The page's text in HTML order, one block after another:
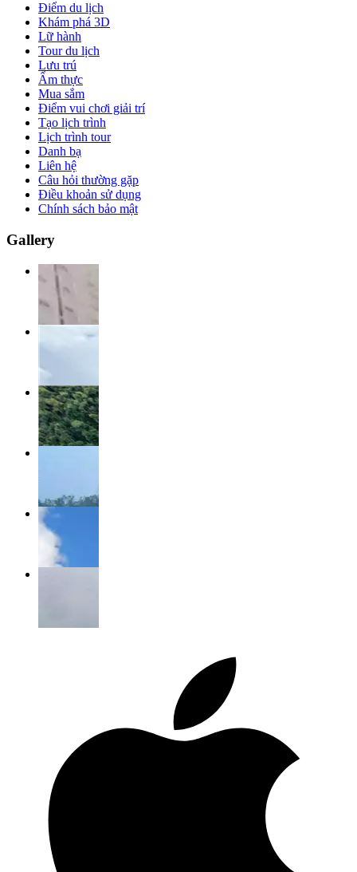
Điểm du lịch
Khám phá 3D
Lữ hành
Tour du lịch
Lưu trú
Ẩm thực
Mua sắm
Điểm vui chơi giải trí
Tạo lịch trình
Lịch trình tour
Danh bạ
Liên hệ
Câu hỏi thường gặp
Điều khoản sử dụng
Chính sách bảo mật
Gallery